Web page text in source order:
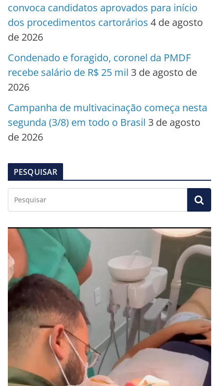
convoca candidatos aprovados para início
dos procedimentos cartorários 4 de agosto
de 2026
Condenado e foragido, coronel da PMDF
recebe salário de R$ 25 mil 3 de agosto de
2026
Campanha de multivacinação começa nesta
segunda (3/8) em todo o Brasil 3 de agosto
de 2026
PESQUISAR